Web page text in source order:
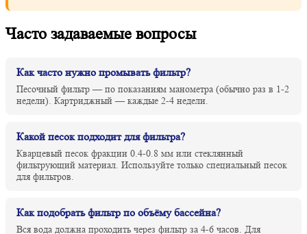
Часто задаваемые вопросы
Как часто нужно промывать фильтр?
Песочный фильтр — по показаниям манометра (обычно раз в 1-2
недели). Картриджный — каждые 2-4 недели.
Какой песок подходит для фильтра?
Кварцевый песок фракции 0.4-0.8 мм или стеклянный
фильтрующий материал. Используйте только специальный песок
для фильтров.
Как подобрать фильтр по объёму бассейна?
Вся вода должна проходить через фильтр за 4-6 часов. Для